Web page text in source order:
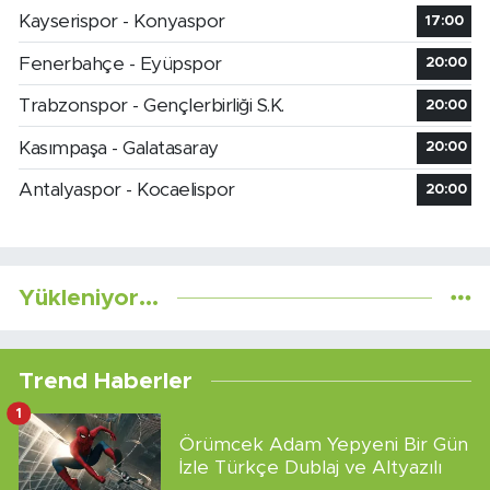
Kayserispor - Konyaspor 17:00
Fenerbahçe - Eyüpspor 20:00
Trabzonspor - Gençlerbirliği S.K. 20:00
Kasımpaşa - Galatasaray 20:00
Antalyaspor - Kocaelispor 20:00
Yükleniyor...
Trend Haberler
Örümcek Adam Yepyeni Bir Gün
İzle Türkçe Dublaj ve Altyazılı
1